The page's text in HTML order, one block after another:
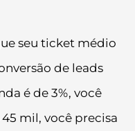
seu ticket médio
de leads
é de 3%, você
mil, você precisa